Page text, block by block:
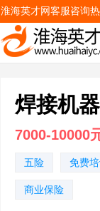
淮海英才网客服咨询
焊接机
7000-10000
五险 免费培
商业保险